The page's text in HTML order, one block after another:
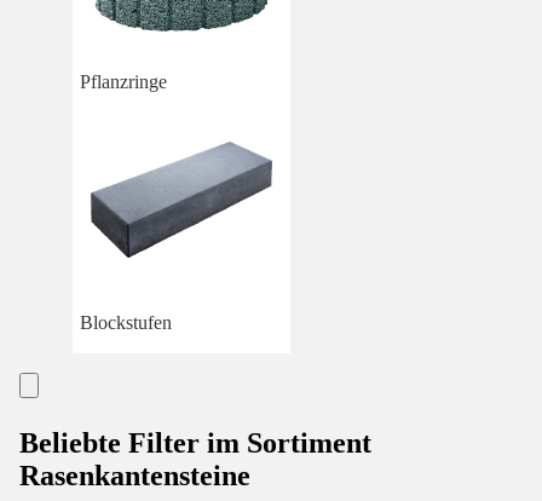
Pflanzringe
Blockstufen
Beliebte Filter im Sortiment
Rasenkantensteine